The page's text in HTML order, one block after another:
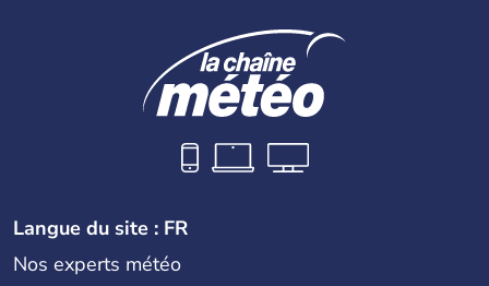
Langue du site : FR
Nos experts météo